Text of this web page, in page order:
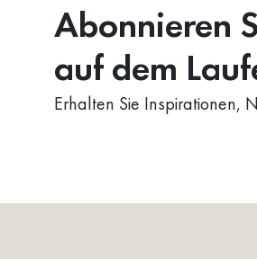
Abonnieren
auf dem
Erhalten Sie Inspirationen,